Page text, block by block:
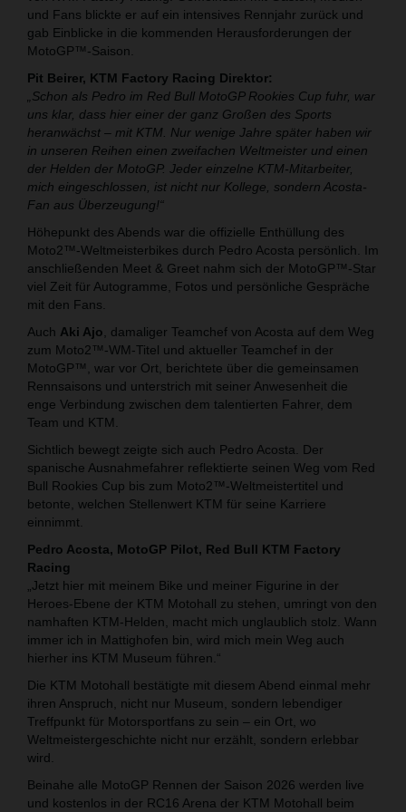
und Fans blickte er auf ein intensives Rennjahr zurück und
gab Einblicke in die kommenden Herausforderungen der
MotoGP™-Saison.
Pit Beirer, KTM Factory Racing Direktor:
„Schon als Pedro im Red Bull MotoGP Rookies Cup fuhr, war
uns klar, dass hier einer der ganz Großen des Sports
heranwächst – mit KTM. Nur wenige Jahre später haben wir
in unseren Reihen einen zweifachen Weltmeister und einen
der Helden der MotoGP. Jeder einzelne KTM-Mitarbeiter,
mich eingeschlossen, ist nicht nur Kollege, sondern Acosta-
Fan aus Überzeugung!“
Höhepunkt des Abends war die offizielle Enthüllung des
Moto2™-Weltmeisterbikes durch Pedro Acosta persönlich. Im
anschließenden Meet & Greet nahm sich der MotoGP™-Star
viel Zeit für Autogramme, Fotos und persönliche Gespräche
mit den Fans.
Auch Aki Ajo , damaliger Teamchef von Acosta auf dem Weg
zum Moto2™-WM-Titel und aktueller Teamchef in der
MotoGP™, war vor Ort, berichtete über die gemeinsamen
Rennsaisons und unterstrich mit seiner Anwesenheit die
enge Verbindung zwischen dem talentierten Fahrer, dem
Team und KTM.
Sichtlich bewegt zeigte sich auch Pedro Acosta. Der
spanische Ausnahmefahrer reflektierte seinen Weg vom Red
Bull Rookies Cup bis zum Moto2™-Weltmeistertitel und
betonte, welchen Stellenwert KTM für seine Karriere
einnimmt.
Pedro Acosta, MotoGP Pilot, Red Bull KTM Factory
Racing
„Jetzt hier mit meinem Bike und meiner Figurine in der
Heroes-Ebene der KTM Motohall zu stehen, umringt von den
namhaften KTM-Helden, macht mich unglaublich stolz. Wann
immer ich in Mattighofen bin, wird mich mein Weg auch
hierher ins KTM Museum führen.“
Die KTM Motohall bestätigte mit diesem Abend einmal mehr
ihren Anspruch, nicht nur Museum, sondern lebendiger
Treffpunkt für Motorsportfans zu sein – ein Ort, wo
Weltmeistergeschichte nicht nur erzählt, sondern erlebbar
wird.
Beinahe alle MotoGP Rennen der Saison 2026 werden live
und kostenlos in der RC16 Arena der KTM Motohall beim